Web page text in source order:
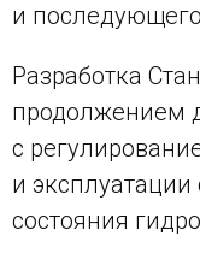
и
Разработка
продолжением
с
и
состояния